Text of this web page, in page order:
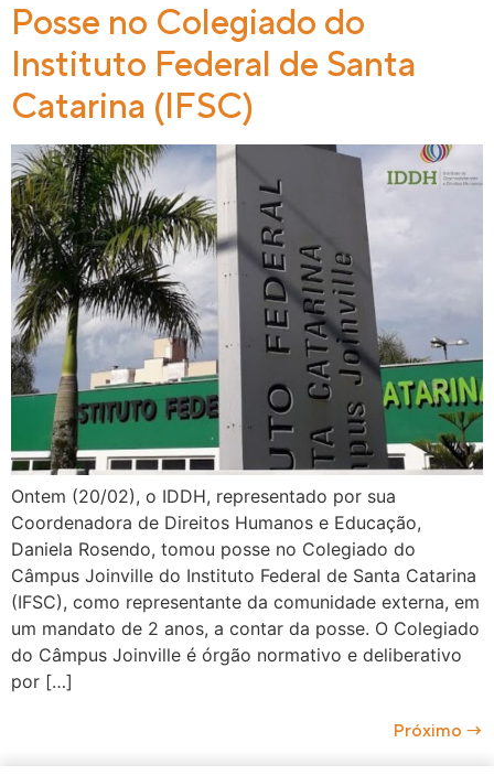
Posse no Colegiado do
Instituto Federal de Santa
Catarina (IFSC)
Ontem (20/02), o IDDH, representado por sua
Coordenadora de Direitos Humanos e Educação,
Daniela Rosendo, tomou posse no Colegiado do
Câmpus Joinville do Instituto Federal de Santa Catarina
(IFSC), como representante da comunidade externa, em
um mandato de 2 anos, a contar da posse. O Colegiado
do Câmpus Joinville é órgão normativo e deliberativo
por […]
Próximo →